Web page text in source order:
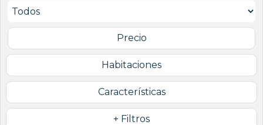
Precio
Habitaciones
Características
+ Filtros